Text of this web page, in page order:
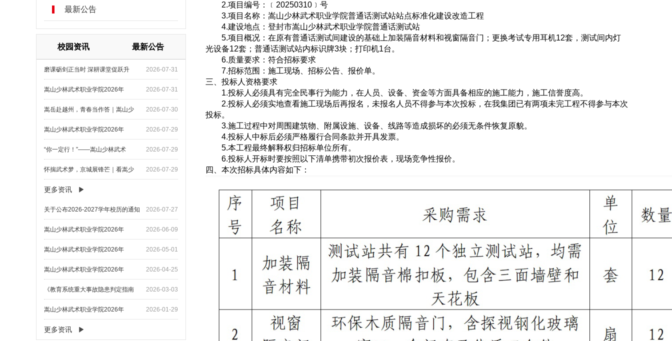
最新公告
校园资讯 最新公告
2026-07-31
磨课砺剑正当时 深耕课堂促跃升
2026-07-31
嵩山少林武术职业学院2026年
2026-07-30
嵩岳赴越州，青春当作答｜嵩山少
2026-07-29
嵩山少林武术职业学院2026年
2026-07-29
“你一定行！”——嵩山少林武术
2026-07-29
怀揣武术梦，京城展锋芒｜看嵩少
更多资讯
2026-07-27
关于公布2026-2027学年校历的通知
2026-06-09
嵩山少林武术职业学院2026年
2026-05-01
嵩山少林武术职业学院2026年
2026-04-25
嵩山少林武术职业学院2026年
2026-03-03
《教育系统重大事故隐患判定指南
2026-01-29
嵩山少林武术职业学院2026年
更多资讯
2.项目编号：﹝20250310﹞号
3.项目名称：嵩山少林武术职业学院普通话测试站站点标准化建设改造工程
4.建设地点：登封市嵩山少林武术职业学院普通话测试站
5.项目概况：在原有普通话测试间建设的基础上加装隔音材料和视窗隔音门；更换考试专用耳机12套，测试间内灯
光设备12套；普通话测试站内标识牌3块；打印机1台。
6.质量要求：符合招标要求
7.招标范围：施工现场、招标公告、报价单。
三、投标人资格要求
1.投标人必须具有完全民事行为能力，在人员、设备、资金等方面具备相应的施工能力，施工信誉度高。
2.投标人必须实地查看施工现场后再报名，未报名人员不得参与本次投标，在我集团已有两项未完工程不得参与本次
投标。
3.施工过程中对周围建筑物、附属设施、设备、线路等造成损坏的必须无条件恢复原貌。
4.投标人中标后必须严格履行合同条款并开具发票。
5.本工程最终解释权归招标单位所有。
6.投标人开标时要按照以下清单携带初次报价表，现场竞争性报价。
四、本次招标具体内容如下：